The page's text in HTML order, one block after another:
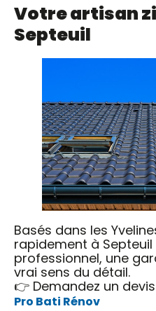
Votre artisan
Septeuil
Basés dans les
rapidement à
professionnel, une
vrai sens du détail.
👉 Demandez un
Pro Bati Rénov